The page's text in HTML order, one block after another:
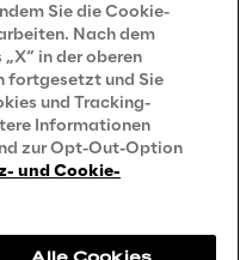
Sie die Cookie-
Nach dem
in der oberen
fortgesetzt und Sie
und Tracking-
Informationen
zur Opt-Out-Option
und Cookie-